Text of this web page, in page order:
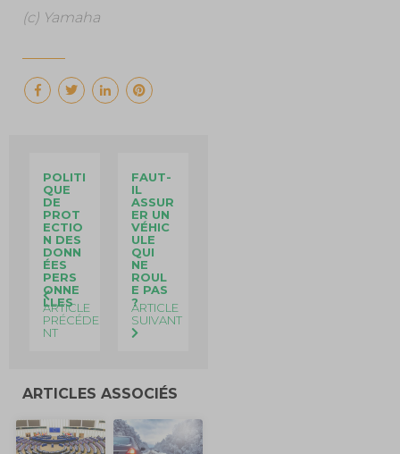
(c) Yamaha
POLITI
QUE
DE
PROT
ECTIO
N DES
DONN
ÉES
PERS
ONNE
LLES
ARTICLE
PRÉCÉDE
NT
FAUT-
IL
ASSUR
ER UN
VÉHIC
ULE
QUI
NE
ROUL
E PAS
?
ARTICLE
SUIVANT
ARTICLES ASSOCIÉS